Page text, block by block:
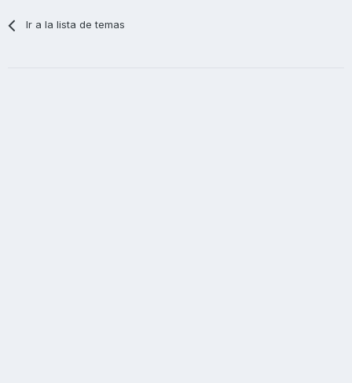
Ir a la lista de temas